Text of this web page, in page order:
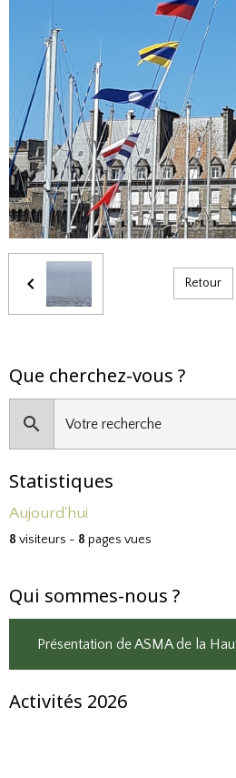
Retour
Que cherchez-vous ?
Statistiques
Aujourd'hui
8 visiteurs - 8 pages vues
Qui sommes-nous ?
Présentation de ASMA de la
Activités 2026